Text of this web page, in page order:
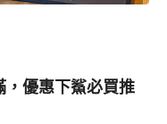
，優惠下鯊必買推